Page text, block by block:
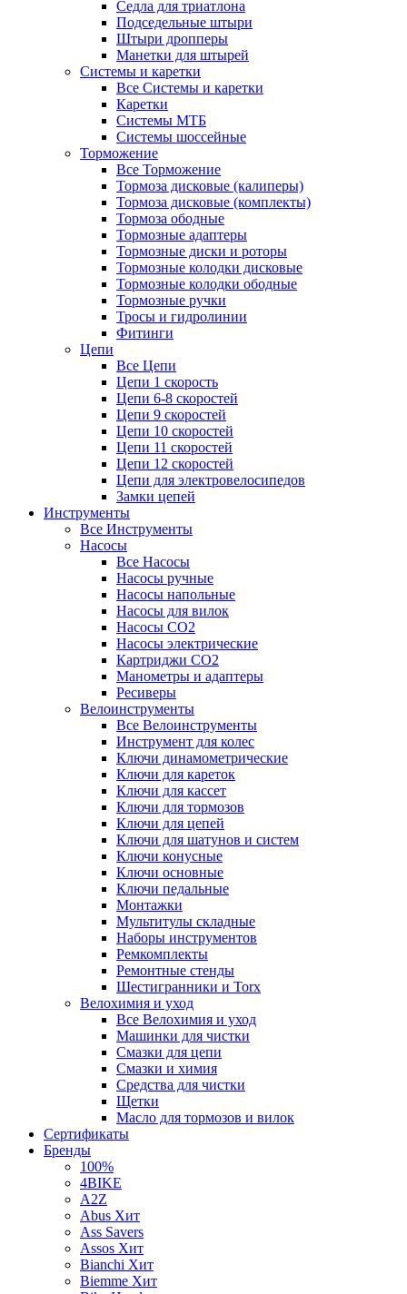
Седла для триатлона
Подседельные штыри
Штыри дропперы
Манетки для штырей
Системы и каретки
Все Системы и каретки
Каретки
Системы МТБ
Системы шоссейные
Торможение
Все Торможение
Тормоза дисковые (калиперы)
Тормоза дисковые (комплекты)
Тормоза ободные
Тормозные адаптеры
Тормозные диски и роторы
Тормозные колодки дисковые
Тормозные колодки ободные
Тормозные ручки
Тросы и гидролинии
Фитинги
Цепи
Все Цепи
Цепи 1 скорость
Цепи 6-8 скоростей
Цепи 9 скоростей
Цепи 10 скоростей
Цепи 11 скоростей
Цепи 12 скоростей
Цепи для электровелосипедов
Замки цепей
Инструменты
Все Инструменты
Насосы
Все Насосы
Насосы ручные
Насосы напольные
Насосы для вилок
Насосы CO2
Насосы электрические
Картриджи CO2
Манометры и адаптеры
Ресиверы
Велоинструменты
Все Велоинструменты
Инструмент для колес
Ключи динамометрические
Ключи для кареток
Ключи для кассет
Ключи для тормозов
Ключи для цепей
Ключи для шатунов и систем
Ключи конусные
Ключи основные
Ключи педальные
Монтажки
Мультитулы складные
Наборы инструментов
Ремкомплекты
Ремонтные стенды
Шестигранники и Torx
Велохимия и уход
Все Велохимия и уход
Машинки для чистки
Смазки для цепи
Смазки и химия
Средства для чистки
Щетки
Масло для тормозов и вилок
Сертификаты
Бренды
100%
4BIKE
A2Z
Abus Хит
Ass Savers
Assos Хит
Bianchi Хит
Biemme Хит